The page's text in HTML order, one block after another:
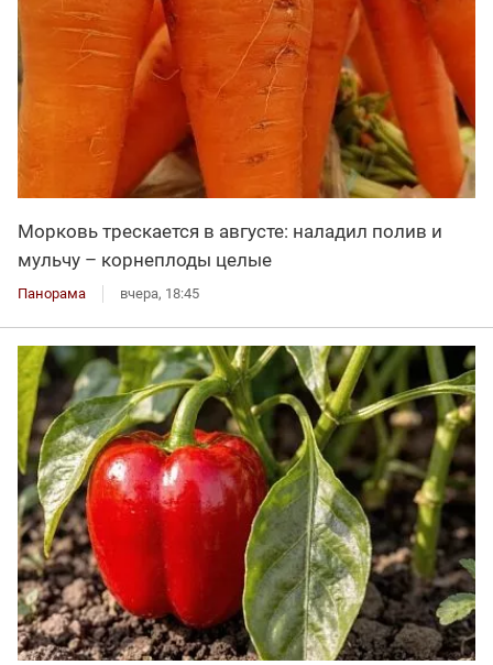
Морковь трескается в августе: наладил полив и
мульчу – корнеплоды целые
Панорама вчера, 18:45